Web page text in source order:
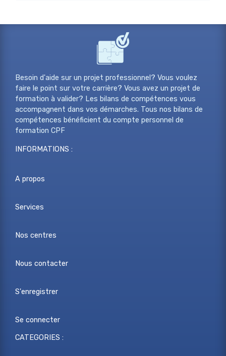
Besoin d'aide sur un projet professionnel? Vous voulez
faire le point sur votre carrière? Vous avez un projet de
formation à valider? Les bilans de compétences vous
accompagnent dans vos démarches. Tous nos bilans de
compétences bénéficient du compte personnel de
formation CPF
INFORMATIONS :
A propos
Services
Nos centres
Nous contacter
S'enregistrer
Se connecter
CATEGORIES :